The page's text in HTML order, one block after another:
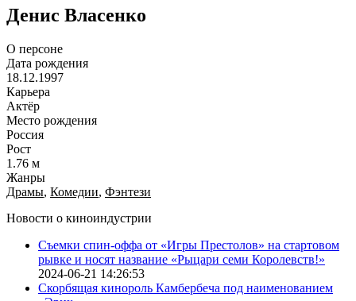
Денис Власенко
О персоне
Дата рождения
18.12.1997
Карьера
Актёр
Место рождения
Россия
Рост
1.76 м
Жанры
Драмы, Комедии, Фэнтези
Новости о киноиндустрии
Съемки спин-оффа от «Игры Престолов» на стартовом
рывке и носят название «Рыцари семи Королевств!»
2024-06-21 14:26:53
Скорбящая кинороль Камбербеча под наименованием